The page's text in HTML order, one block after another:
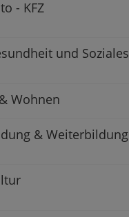
- KFZ
und Soziales
Wohnen
& Weiterbildung